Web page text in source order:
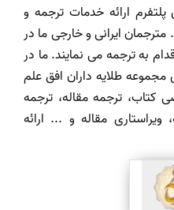
پلتفرم ارائه خدمات ترجمه و
ایرانی و خارجی ما در
به ترجمه می نمایند. ما در
طلایه داران افق علم
ترجمه مقاله، ترجمه
مقاله و ... ارائه